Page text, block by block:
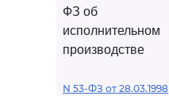
ФЗ об
исполнительном
производстве
N 53-ФЗ от 28.03.1998